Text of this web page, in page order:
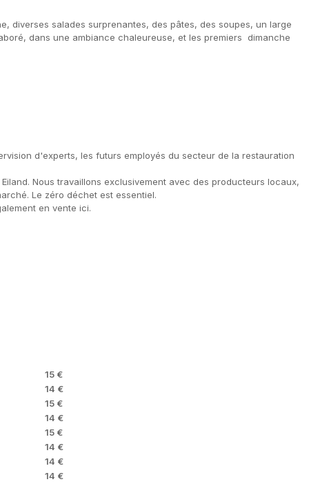
diverses salades surprenantes, des pâtes, des soupes, un large
dans une ambiance chaleureuse, et les premiers dimanche
d'experts, les futurs employés du secteur de la restauration
Nous travaillons exclusivement avec des producteurs locaux,
Le zéro déchet est essentiel.
en vente ici.
15 €
14 €
15 €
14 €
15 €
14 €
14 €
14 €